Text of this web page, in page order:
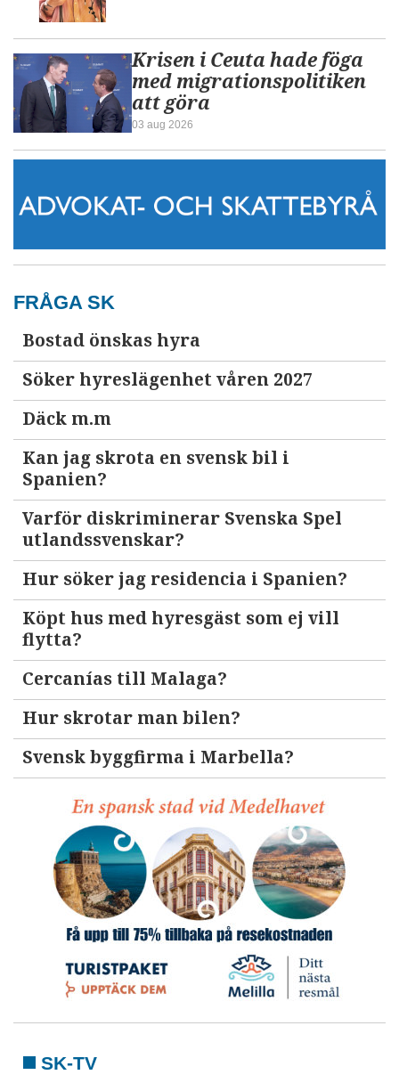
Krisen i Ceuta hade föga
med migrationspolitiken
att göra
03 aug 2026
FRÅGA SK
Bostad önskas hyra
Söker hyreslägenhet våren 2027
Däck m.m
Kan jag skrota en svensk bil i
Spanien?
Varför diskriminerar Svenska Spel
utlandssvenskar?
Hur söker jag residencia i Spanien?
Köpt hus med hyresgäst som ej vill
flytta?
Cercanías till Malaga?
Hur skrotar man bilen?
Svensk byggfirma i Marbella?
SK-TV